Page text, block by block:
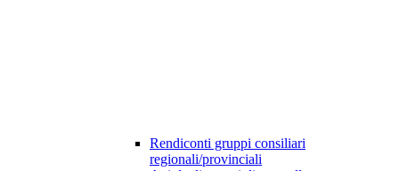
Rendiconti gruppi consiliari
regionali/provinciali